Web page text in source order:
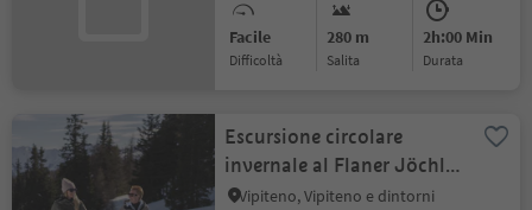
Facile
Difficoltà
280 m
Salita
2h:00 Min
durata
Escursione circolare
invernale al Flaner Jöchl a
Monte Cavallo
Vipiteno, Vipiteno e dintorni